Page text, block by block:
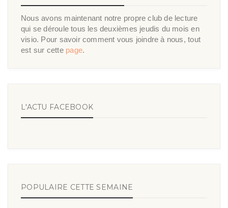
Nous avons maintenant notre propre club de lecture
qui se déroule tous les deuxièmes jeudis du mois en
visio. Pour savoir comment vous joindre à nous, tout
est sur cette page.
L'ACTU FACEBOOK
POPULAIRE CETTE SEMAINE